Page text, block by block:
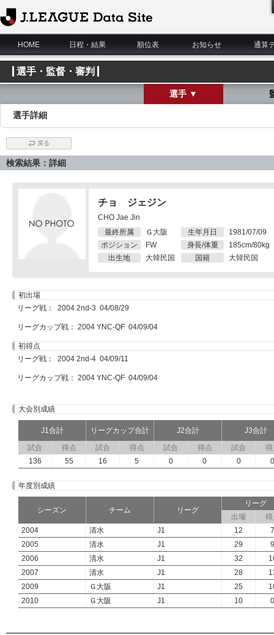
J.League Data Site
HOME
日程・結果 順位表 お知らせ 通算
選手・監督・審判
選手 ▼
選手詳細
戻る
検索結果：詳細
チョ ジェジン
CHO Jae Jin
最終所属
Ｇ大阪
ポジション
FW
出生地
大韓民国
生年月日
1981/07/09
身長/体重
185cm/80kg
国籍
大韓民国
初出場
リーグ戦： 2004 2nd-3 04/08/29
リーグカップ戦： 2004 YNC-QF 04/09/04
初得点
リーグ戦： 2004 2nd-4 04/09/11
リーグカップ戦： 2004 YNC-QF 04/09/04
大会別成績
J1合計 リーグカップ合計 J2合計
J3合計
試合
得点 試合 得点 試合 得点 試合
得
136
55 16 5 0 0 0 0
年度別成績
シーズン チーム リーグ
リーグ
出場
得
2004
清水 J1 12
7
2005
清水 J1 29
9
2006
清水 J1 32
2007
清水 J1 28
2009
Ｇ大阪 J1 25
2010
Ｇ大阪 J1 10 0